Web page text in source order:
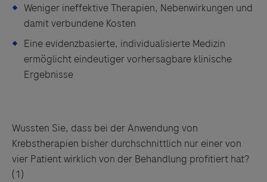
Weniger ineffektive Therapien, Nebenwirkungen und
damit verbundene Kosten
Eine evidenzbasierte, individualisierte Medizin
ermöglicht eindeutiger vorhersagbare klinische
Ergebnisse
Nutzbare Ergebnisse auf Grundlage
molekulargenetischer Veränderungen und aktueller
wissenschaftlicher Daten für informierte
Bereits vor Beginn langwieriger Therapie können
verlässlichere Aussagen über die Wirksamkeit
gemacht werden. Ressourcen im Gesundheitswesen
Wussten Sie, dass bei der Anwendung von
Krebstherapien bisher durchschnittlich nur einer von
vier Patient wirklich von der Behandlung profitiert hat?
(1)